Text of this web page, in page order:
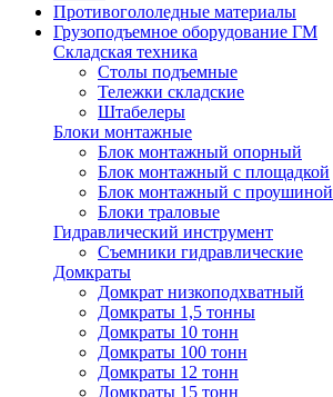
Противогололедные материалы
Грузоподъемное оборудование ГМ
Складская техника
Столы подъемные
Тележки складские
Штабелеры
Блоки монтажные
Блок монтажный опорный
Блок монтажный с площадкой
Блок монтажный с проушиной
Блоки траловые
Гидравлический инструмент
Съемники гидравлические
Домкраты
Домкрат низкоподхватный
Домкраты 1,5 тонны
Домкраты 10 тонн
Домкраты 100 тонн
Домкраты 12 тонн
Домкраты 15 тонн